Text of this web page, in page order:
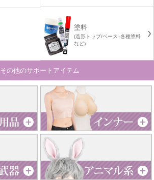
塗料
(造形トップ/ベース･各種塗料
など)
その他のサポートアイテム